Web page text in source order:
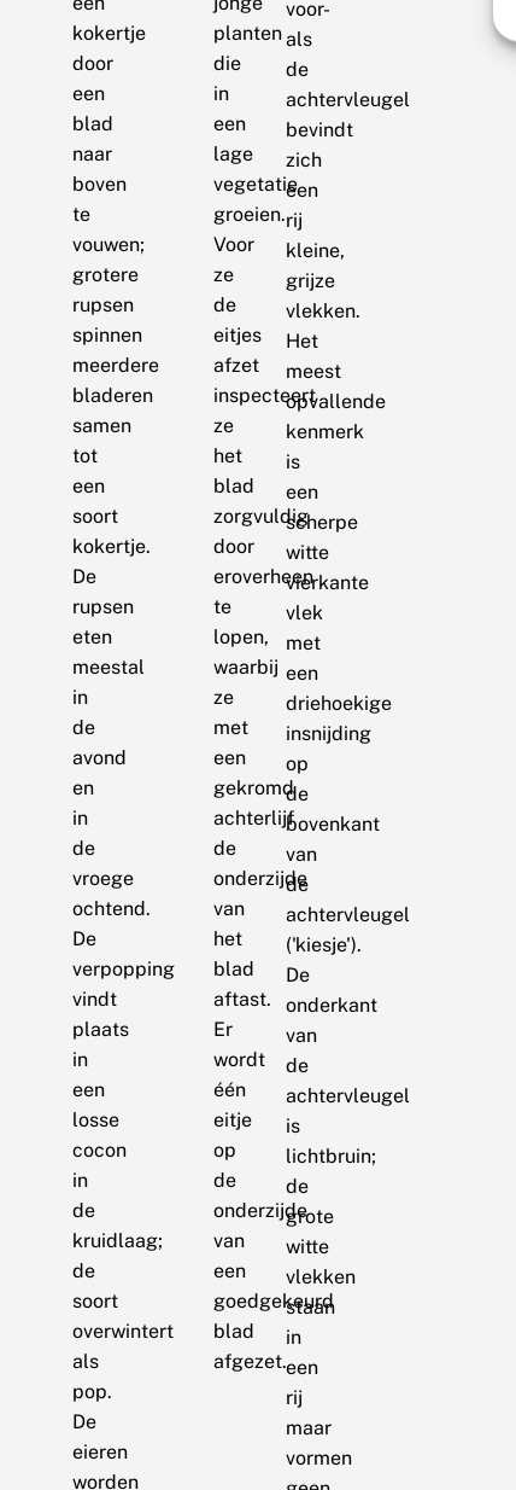
kokertje
door
een
blad
naar
boven
te
vouwen;
grotere
rupsen
spinnen
meerdere
bladeren
samen
tot
een
soort
kokertje.
De
rupsen
eten
meestal
in
de
avond
en
in
de
vroege
ochtend.
De
verpopping
vindt
plaats
in
een
losse
cocon
in
de
kruidlaag;
de
soort
overwintert
als
pop.
De
eieren
worden
planten
die
in
een
lage
vegetatie
groeien.
Voor
ze
de
eitjes
afzet
inspecteert
ze
het
blad
zorgvuldig
door
eroverheen
te
lopen,
waarbij
ze
met
een
gekromd
achterlijf
de
onderzijde
van
het
blad
aftast.
Er
wordt
één
eitje
op
de
onderzijde
van
een
goedgekeurd
blad
afgezet.
voor-
als
de
achtervleugel
bevindt
zich
een
rij
kleine,
grijze
vlekken.
Het
meest
opvallende
kenmerk
is
een
scherpe
witte
vierkante
vlek
met
een
driehoekige
insnijding
op
de
bovenkant
van
de
achtervleugel
('kiesje').
De
onderkant
van
de
achtervleugel
is
lichtbruin;
de
grote
witte
vlekken
staan
in
een
rij
maar
vormen